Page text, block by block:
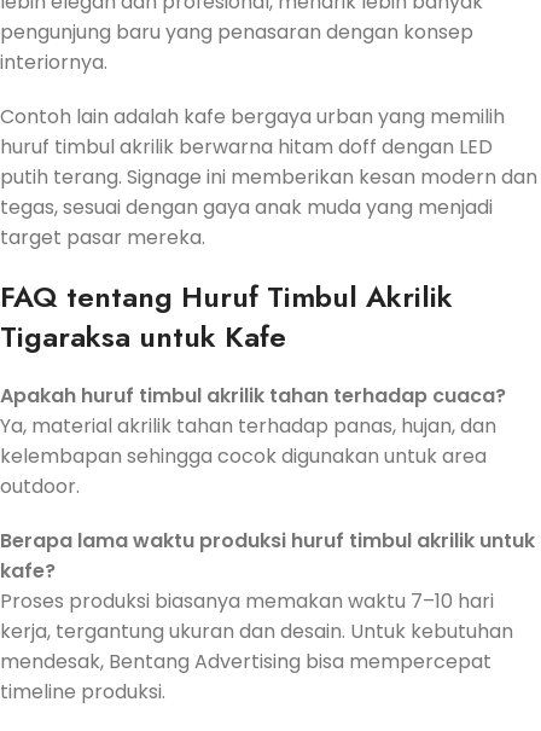
pengunjung baru yang penasaran dengan konsep
interiornya.
Contoh lain adalah kafe bergaya urban yang memilih
huruf timbul akrilik berwarna hitam doff dengan LED
putih terang. Signage ini memberikan kesan modern dan
tegas, sesuai dengan gaya anak muda yang menjadi
target pasar mereka.
FAQ tentang Huruf Timbul Akrilik
Tigaraksa untuk Kafe
Apakah huruf timbul akrilik tahan terhadap cuaca?
Ya, material akrilik tahan terhadap panas, hujan, dan
kelembapan sehingga cocok digunakan untuk area
outdoor.
Berapa lama waktu produksi huruf timbul akrilik untuk
kafe?
Proses produksi biasanya memakan waktu 7–10 hari
kerja, tergantung ukuran dan desain. Untuk kebutuhan
mendesak, Bentang Advertising bisa mempercepat
timeline produksi.